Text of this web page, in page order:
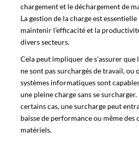
chargement et le déchargement de
La gestion de la charge est
maintenir l’efficacité et la
divers secteurs.
Cela peut impliquer de s’assurer que
ne sont pas surchargés de travail, ou
systèmes informatiques sont
une pleine charge sans se surcharger.
certains cas, une surcharge peut
baisse de performance ou même des
matériels.